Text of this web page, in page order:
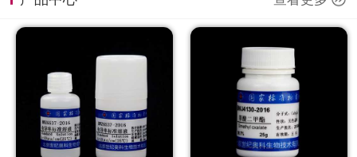
新闻资讯
公司主页
购物车